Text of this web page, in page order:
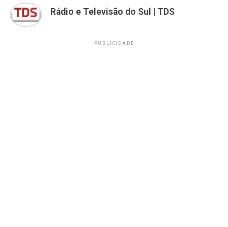
Rádio e Televisão do Sul | TDS
PUBLICIDADE